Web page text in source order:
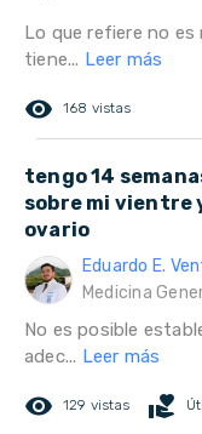
Lo que refiere no
tiene... Leer más
remove_red_eye 168 vistas
tengo 14
sobre mi vientre
ovario
Eduardo E.
Medicina
No es posible
adec... Leer más
remove_red_eye 129 vistas volunteer_activism